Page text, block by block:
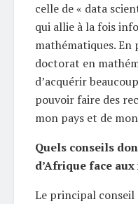
celle de « data
qui allie à la fois
mathématiques. En
doctorat en
d’acquérir
pouvoir faire des
mon pays et de
Quels conseils
d’Afrique face
Le principal conseil